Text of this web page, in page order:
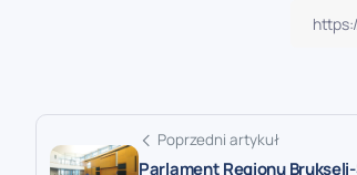
Poprzedni artykuł
Parlament Regionu